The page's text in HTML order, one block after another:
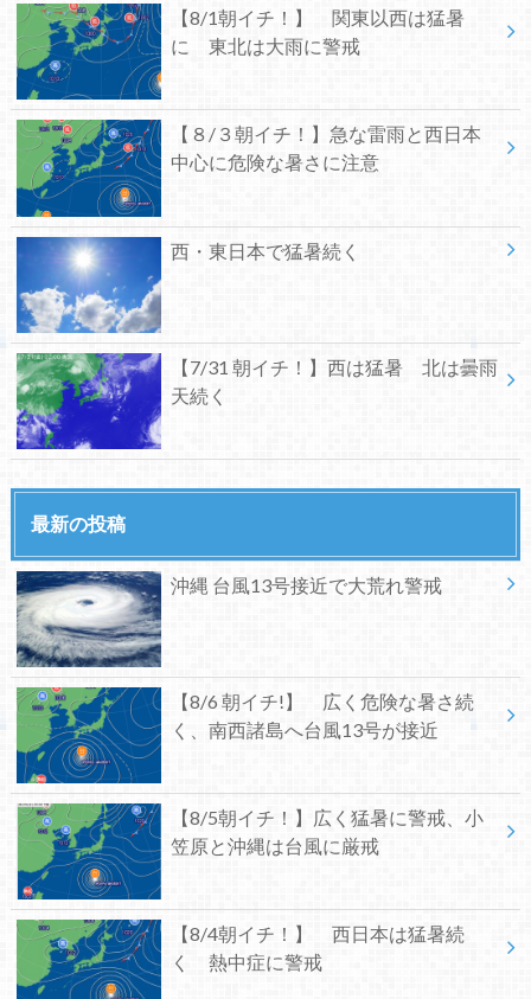
【8/1朝イチ！】 関東以西は猛暑
に 東北は大雨に警戒
【８/３朝イチ！】急な雷雨と西日本
中心に危険な暑さに注意
西・東日本で猛暑続く
【7/31 朝イチ！】西は猛暑 北は曇雨
天続く
最新の投稿
沖縄 台風13号接近で大荒れ警戒
【8/6 朝イチ!】 広く危険な暑さ続
く、南西諸島へ台風13号が接近
【8/5朝イチ！】広く猛暑に警戒、小
笠原と沖縄は台風に厳戒
【8/4朝イチ！】 西日本は猛暑続
く 熱中症に警戒